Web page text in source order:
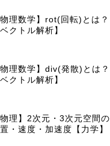
ル・コスト平均法
物理数学】rot(回転)とは？
ベクトル解析】
物理数学】div(発散)とは？
ベクトル解析】
物理】2次元・3次元空間の
・速度・加速度【力学】